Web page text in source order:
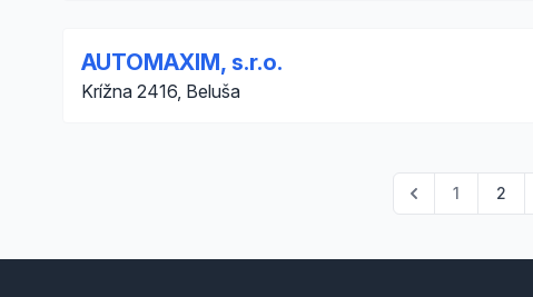
AUTOMAXIM, s.r.o.
Krížna 2416, Beluša
1 2